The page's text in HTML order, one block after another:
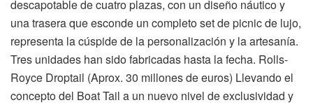
descapotable de cuatro plazas, con un diseño náutico y
una trasera que esconde un completo set de picnic de lujo,
representa la cúspide de la personalización y la artesanía.
Tres unidades han sido fabricadas hasta la fecha. Rolls-
Royce Droptail (Aprox. 30 millones de euros) Llevando el
concepto del Boat Tail a un nuevo nivel de exclusividad y